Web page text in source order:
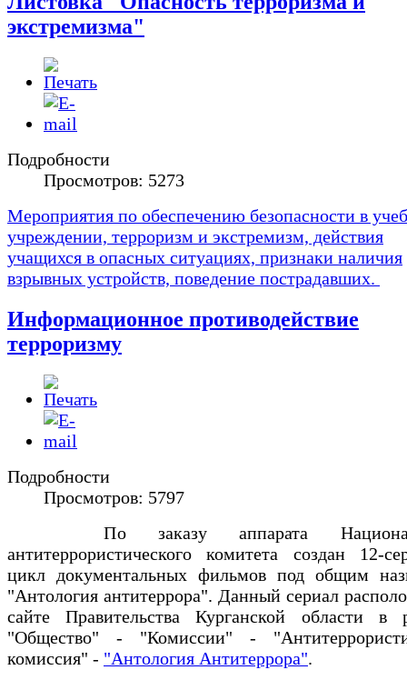
экстремизма"
Подробности
Просмотров: 5273
Мероприятия по обеспечению безопасности в
учреждении, терроризм и экстремизм, действия
учащихся в опасных ситуациях, признаки наличия
взрывных устройств, поведение пострадавших.
Информационное противодействие
терроризму
Подробности
Просмотров: 5797
По заказу аппарата
антитеррористического комитета создан 12-
цикл документальных фильмов под общим
"Антология антитеррора". Данный сериал
сайте Правительства Курганской области в
"Общество" - "Комиссии" -
комиссия" - "Антология Антитеррора".